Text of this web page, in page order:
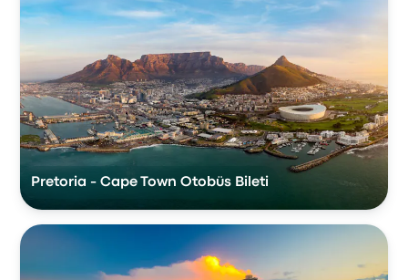
Pretoria - Cape Town Otobüs Bileti